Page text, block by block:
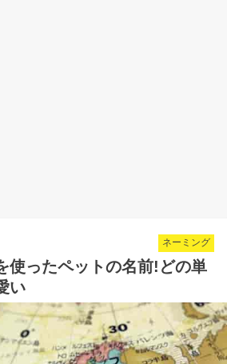
ネーミング
使ったペットの名前!どの単
い